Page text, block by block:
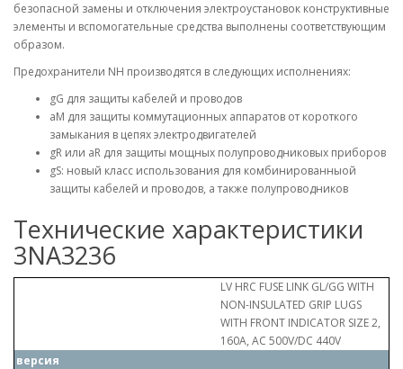
безопасной замены и отключения электроустановок конструктивные
элементы и вспомогательные средства выполнены соответствующим
образом.
Предохранители NH производятся в следующих исполнениях:
gG для защиты кабелей и проводов
aM для защиты коммутационных аппаратов от короткого
замыкания в цепях электродвигателей
gR или aR для защиты мощных полупроводниковых приборов
gS: новый класс использования для комбинированныой
защиты кабелей и проводов, а также полупроводников
Технические характеристики
3NA3236
LV HRC FUSE LINK GL/GG WITH
NON-INSULATED GRIP LUGS
WITH FRONT INDICATOR SIZE 2,
160A, AC 500V/DC 440V
версия